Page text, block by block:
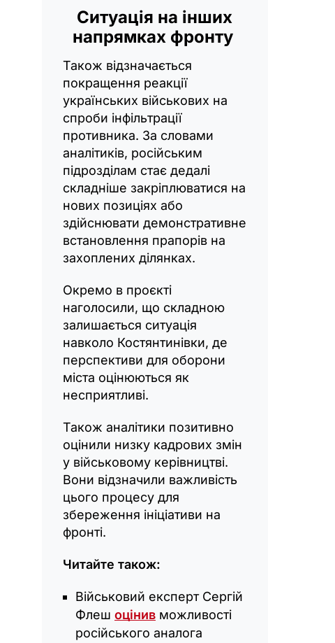
Ситуація на інших
напрямках фронту
Також відзначається
покращення реакції
українських військових на
спроби інфільтрації
противника. За словами
аналітиків, російським
підрозділам стає дедалі
складніше закріплюватися на
нових позиціях або
здійснювати демонстративне
встановлення прапорів на
захоплених ділянках.
Окремо в проєкті
наголосили, що складною
залишається ситуація
навколо Костянтинівки, де
перспективи для оборони
міста оцінюються як
несприятливі.
Також аналітики позитивно
оцінили низку кадрових змін
у військовому керівництві.
Вони відзначили важливість
цього процесу для
збереження ініціативи на
фронті.
Читайте також:
Військовий експерт Сергій
Флеш оцінив можливості
російського аналога